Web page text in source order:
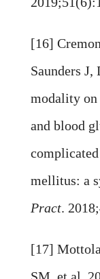
[16]
Saunders
modality
and blood
mellitus: a
Pract.
[17]